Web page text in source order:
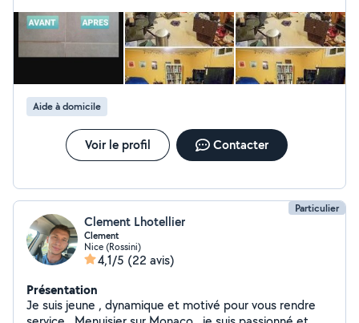
Aide à domicile
Voir le profil Contacter
Particulier
Clement Lhotellier
Clement
Nice (Rossini)
4,1/5 (22 avis)
Présentation
Je suis jeune , dynamique et motivé pour vous rendre